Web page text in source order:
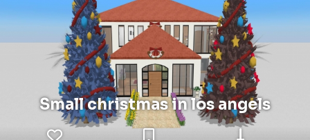
Small christmas in los angels